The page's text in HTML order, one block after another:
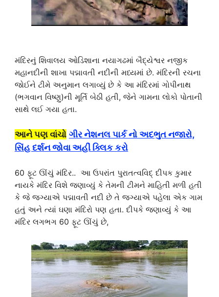
મંદિરનું શિવાલય ઓડિશાના નયાગઢમાં બૈદ્યેશ્વર નજીક
મહાનદીની શાખા પદ્માવતી નદીની મધ્યમાં છે. મંદિરની રચના
જોઈને ટીમે અનુમાન લગાવ્યું છે કે આ મંદિરમાં ગોપીનાથ
(ભગવાન વિષ્ણુ)ની મૂર્તિ બેઠી હતી, જેને ગામના લોકો પોતાની
સાથે લઈ ગયા હતા.
આને પણ વાંચો ગીર નેશનલ પાર્ક નો અદભુત નજારો,
સિંહ દર્શન જોવા અહીં ક્લિક કરો
60 ફૂટ ઊંચું મંદિર.. આ ઉપરાંત પુરાતત્વવિદ્ દીપક કુમાર
નાયકે મંદિર વિશે જણાવ્યું કે તેમની ટીમને માહિતી મળી હતી
કે જે જગ્યાએ પદ્માવતી નદી છે તે જગ્યાએ પહેલા એક ગામ
હતું અને ત્યાં ઘણા મંદિરો પણ હતા. દીપકે જણાવ્યું કે આ
મંદિર લગભગ 60 ફૂટ ઊંચું છે,